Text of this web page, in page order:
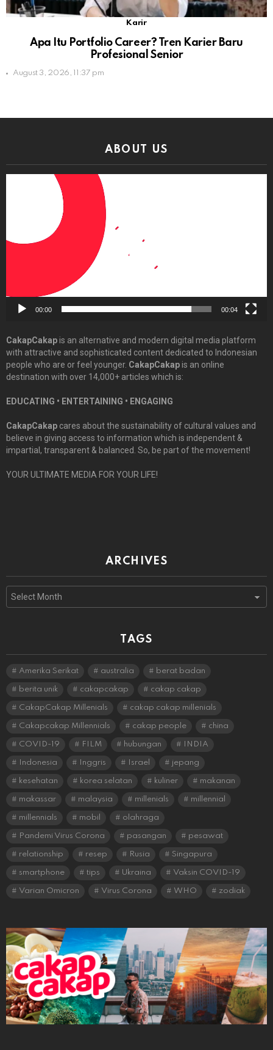
Karir
Apa Itu Portfolio Career? Tren Karier Baru
Profesional Senior
August 3, 2026, 11:37 pm
ABOUT US
00:00 00:04
CakapCakapis an alternative and modern digital media platform
with attractive and sophisticated content dedicated to Indonesian
people who are or feel younger. CakapCakapis an online
destination with over 14,000+ articles which is:
EDUCATING • ENTERTAINING • ENGAGING
CakapCakap cares about the sustainability of cultural values and
believe in giving access to information which is independent &
impartial, transparent & balanced. So, be part of the movement!
YOUR ULTIMATE MEDIA FOR YOUR LIFE!
ARCHIVES
Archives
TAGS
Amerika Serikat australia berat badan
berita unik cakapcakap cakap cakap
CakapCakap Millenials cakap cakap millenials
Cakapcakap Millennials cakap people china
COVID-19 FILM hubungan INDIA
Indonesia Inggris Israel jepang
kesehatan korea selatan kuliner makanan
makassar malaysia millenials millennial
millennials mobil olahraga
Pandemi Virus Corona pasangan pesawat
relationship resep Rusia Singapura
smartphone tips Ukraina Vaksin COVID-19
Varian Omicron Virus Corona WHO zodiak